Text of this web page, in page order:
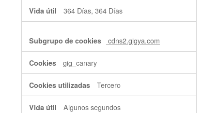
364 Días, 364 Días
cdns2.gigya.com
gig_canary
Tercero
Algunos segundos